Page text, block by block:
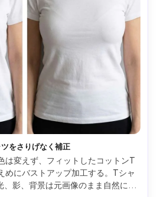
をさりげなく補正
は変えず、フィットしたコットンT
めにバストアップ加工する。Tシャ
影、背景は元画像のまま自然に保